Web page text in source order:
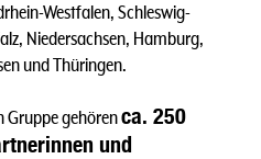
Westfalen, Schleswig-
Niedersachsen, Hamburg,
und Thüringen.
Gruppe gehörenca. 250
und